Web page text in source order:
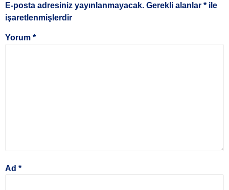
E-posta adresiniz yayınlanmayacak. Gerekli alanlar * ile
işaretlenmişlerdir
Yorum *
Ad *